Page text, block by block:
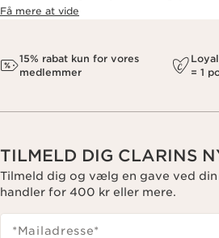
Få mere at vide
15% rabat kun for vores
medlemmer
= 1
TILMELD DIG CLARINS
Tilmeld dig og vælg en gave ved
handler for 400 kr eller mere.
*Mailadresse*